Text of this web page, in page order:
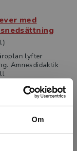
Om
med
lyfter
Ämnesdidaktik